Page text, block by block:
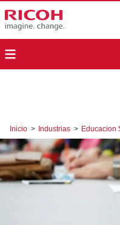
Inicio > Industrias > Educacion